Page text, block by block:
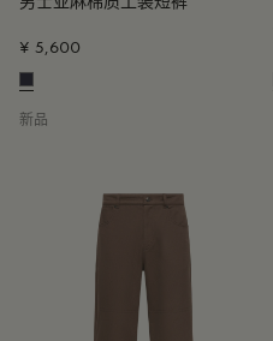
¥ 5,600
新品